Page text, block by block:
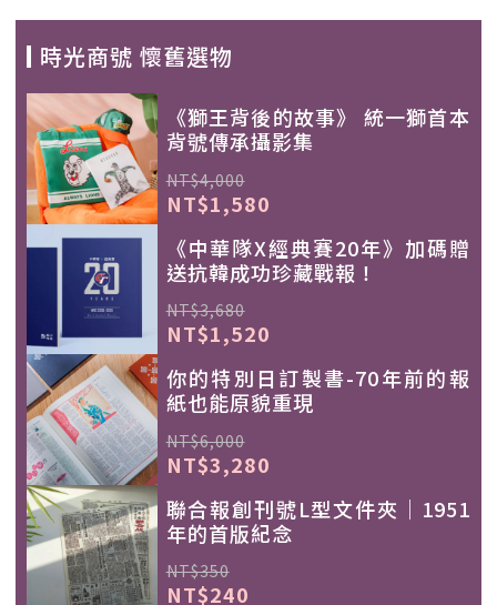
時光商號 懷舊選物
《獅王背後的故事》 統一獅首本
背號傳承攝影集
NT$4,000
NT$1,580
《中華隊X經典賽20年》加碼贈
送抗韓成功珍藏戰報！
NT$3,680
NT$1,520
你的特別日訂製書-70年前的報
紙也能原貌重現
NT$6,000
NT$3,280
聯合報創刊號L型文件夾｜1951
年的首版紀念
NT$350
NT$240